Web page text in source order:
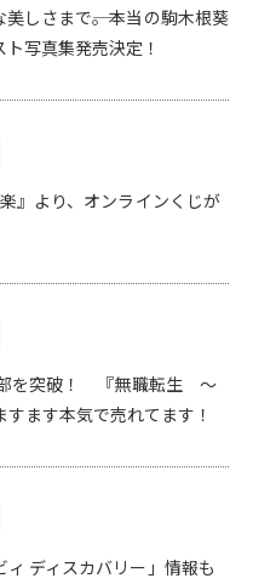
しさまで――。本当の駒木根葵
写真集発売決定！
』より、オンラインくじが
部を突破！ 『無職転生 ～
ます本気で売れてます！
ディスカバリー」情報も